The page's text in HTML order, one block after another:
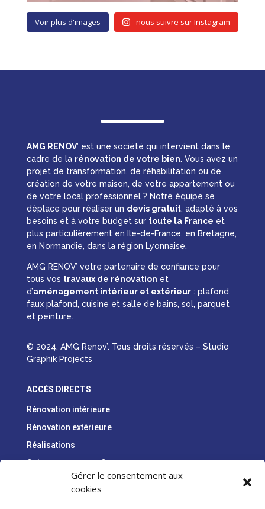
Gérer le consentement aux
cookies
Voir plus d'images nous suivre sur Instagram
AMG RENOV’est une société qui intervient dans le
cadre de larénovation de votre bien. Vous avez un
projet de transformation, de réhabilitation ou de
création de votre maison, de votre appartement ou
déplace pour réaliser undevis gratuit, adapté à vos
besoins et à votre budget surtoute la France
plus particulièrement en Ile-de-France, en Bretagne,
en Normandie, dans la région Lyonnaise.
d’ aménagement intérieur et extérieur: plafond,
faux plafond, cuisine et salle de bains, sol, parquet
© 2024. AMG Renov’. Tous droits réservés – Studio
ACCÈS DIRECTS
Rénovation intérieure
Rénovation extérieure